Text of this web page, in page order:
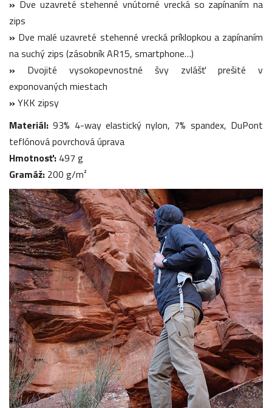
» Dve uzavreté stehenné vnútorné vrecká so zapínaním na
zips
» Dve malé uzavreté stehenné vrecká príklopkou a zapínaním
na suchý zips (zásobník AR15, smartphone…)
» Dvojité vysokopevnostné švy zvlášť prešité v
exponovaných miestach
» YKK zipsy
Materiál: 93% 4-way elastický nylon, 7% spandex, DuPont
teflónová povrchová úprava
Hmotnosť: 497 g
Gramáž: 200 g/m²